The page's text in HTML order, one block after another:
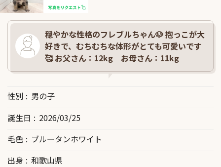
穏やかな性格のフレブルちゃん🐶 抱っこが大
好きで、むちむちな体形がとても可愛いです
🥰 お父さん：12kg お母さん：11kg
性別
男の子
誕生日
2026/03/25
毛色
ブルータンホワイト
出身
和歌山県